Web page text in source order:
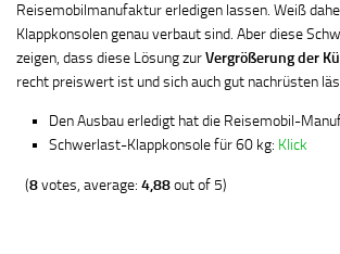
Reisemobilmanufaktur erledigen lassen. Weiß
Klappkonsolen genau verbaut sind. Aber diese
zeigen, dass diese Lösung zurVergrößerung der
recht preiswert ist und sich auch gut nachrüsten
Den Ausbau erledigt hat die Reisemobil-
Schwerlast-Klappkonsole für 60 kg: Klick
(8votes, average: 4,88out of 5)